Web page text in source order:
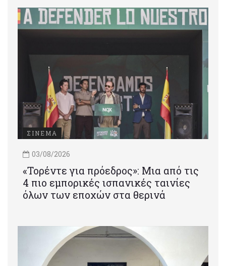
ΣΙΝΕΜΑ
03/08/2026
«Τορέντε για πρόεδρος»: Mια από τις
4 πιο εμπορικές ισπανικές ταινίες
όλων των εποχών στα θερινά